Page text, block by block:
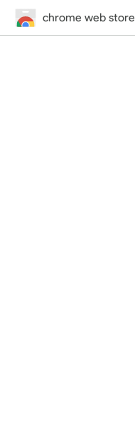
chrome web store